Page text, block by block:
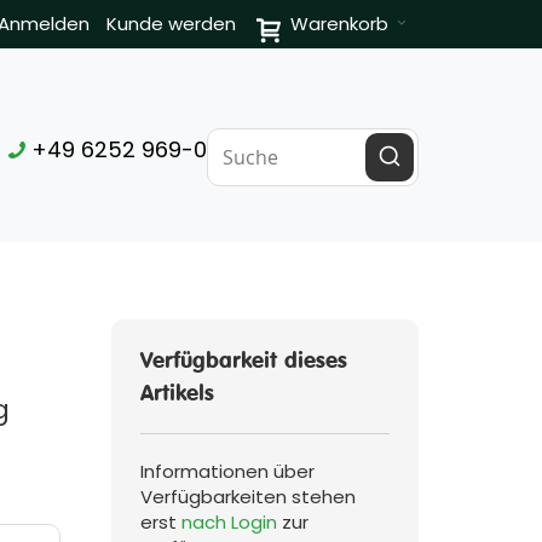
Warenkorb
Kunde werden
+49 6252 969-0
Verfügbarkeit dieses
Artikels
Informationen über
Verfügbarkeiten stehen
erstnach Login zur